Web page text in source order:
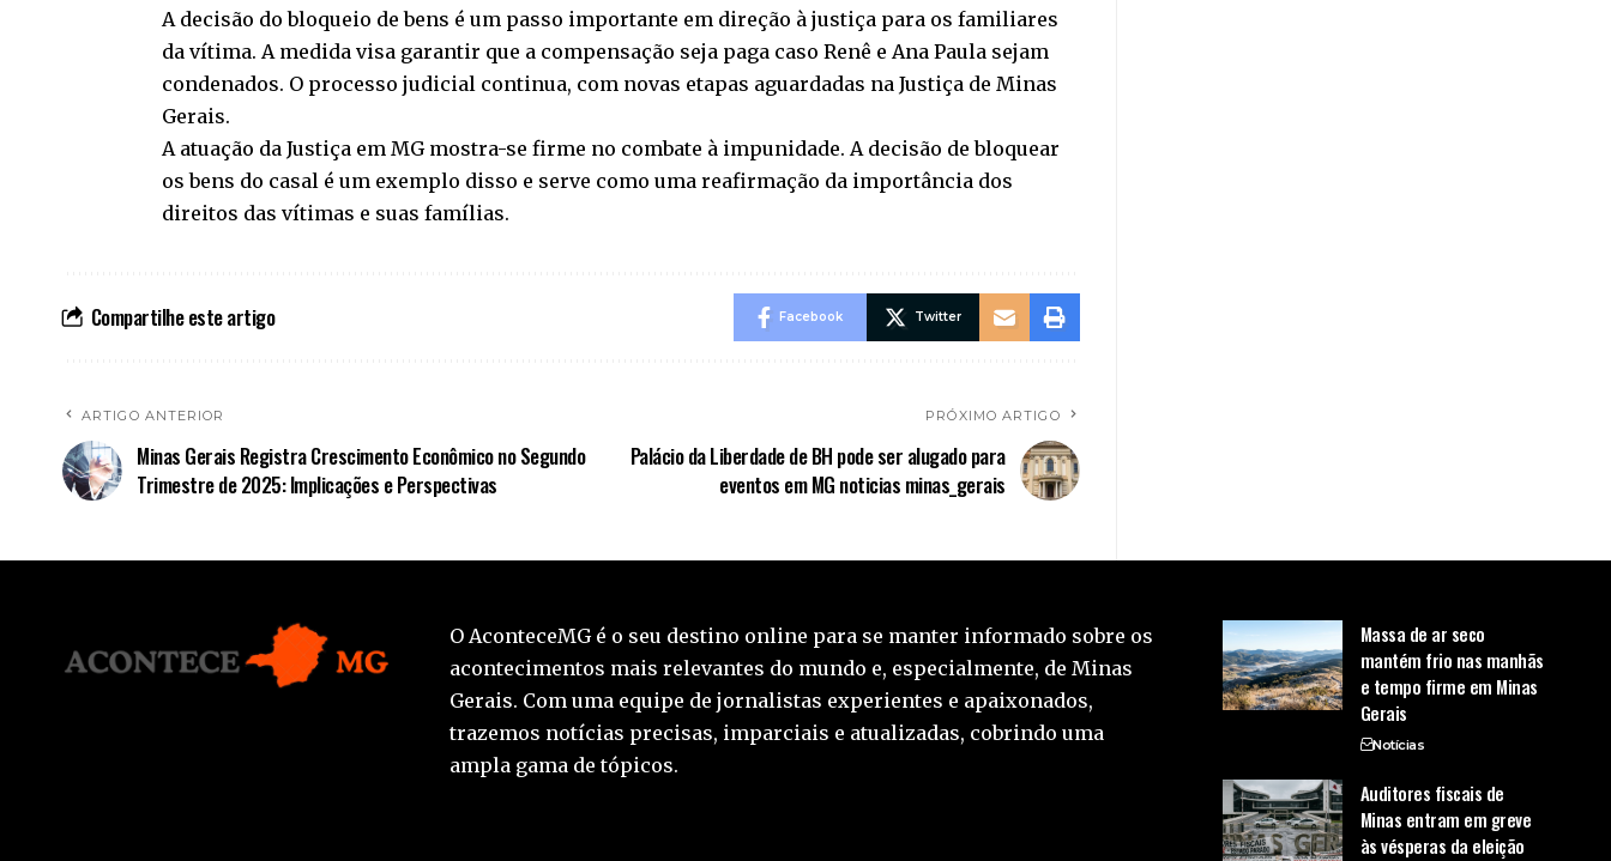
A decisão do bloqueio de bens é um passo importante em direção à justiça para os familiares
da vítima. A medida visa garantir que a compensação seja paga caso Renê e Ana Paula sejam
condenados. O processo judicial continua, com novas etapas aguardadas na Justiça de Minas
Gerais.
A atuação da Justiça em MG mostra-se firme no combate à impunidade. A decisão de bloquear
os bens do casal é um exemplo disso e serve como uma reafirmação da importância dos
direitos das vítimas e suas famílias.
Compartilhe este artigo Facebook Twitter
ARTIGO ANTERIOR
Minas Gerais Registra Crescimento Econômico no Segundo
Trimestre de 2025: Implicações e Perspectivas
PRÓXIMO ARTIGO
Palácio da Liberdade de BH pode ser alugado para
eventos em MG noticias minas_gerais
O AconteceMG é o seu destino online para se manter informado sobre os
acontecimentos mais relevantes do mundo e, especialmente, de Minas
Gerais. Com uma equipe de jornalistas experientes e apaixonados,
trazemos notícias precisas, imparciais e atualizadas, cobrindo uma
ampla gama de tópicos.
Massa de ar seco
mantém frio nas manhãs
e tempo firme em Minas
Gerais
Notícias
Auditores fiscais de
Minas entram em greve
às vésperas da eleição